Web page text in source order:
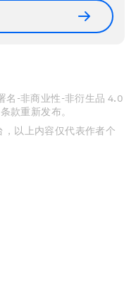
名-非商业性-非衍生品 4.0
款重新发布。
以上内容仅代表作者个